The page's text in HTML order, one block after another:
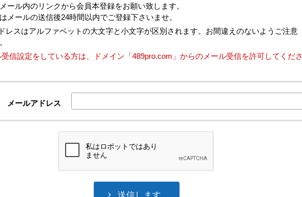
ール内のリンクから会員本登録をお願い致します。
メールの送信後24時間以内でご登録下さいませ。
レスはアルファベットの大文字と小文字が区別されます。お間違えのないようご注意
信設定をしている方は、ドメイン「489pro.com」からのメール受信を許可してくださ
メールアドレス